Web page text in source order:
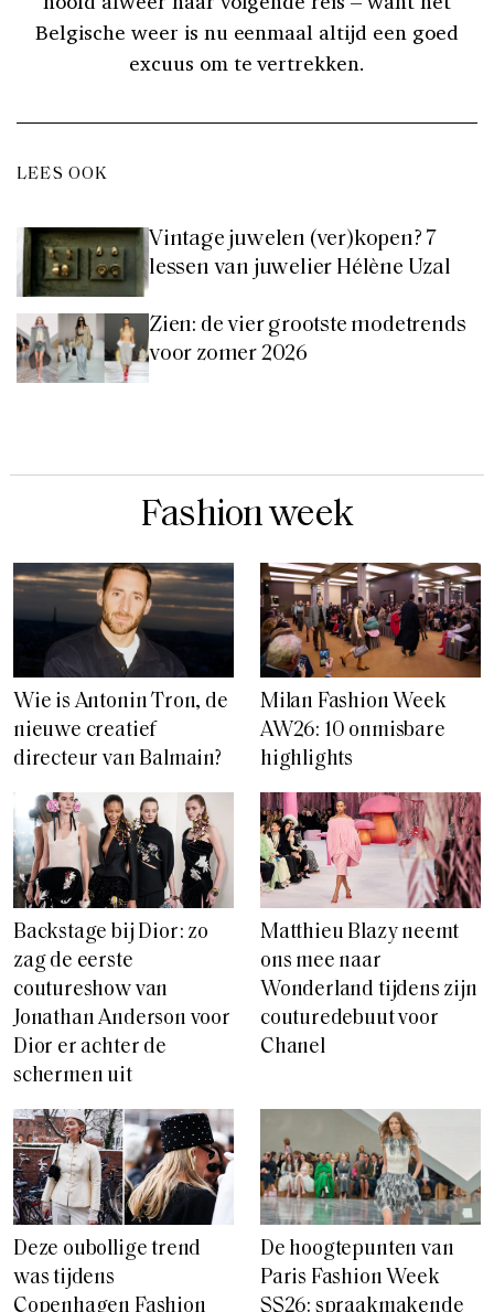
Belgische weer is nu eenmaal altijd een goed
excuus om te vertrekken.
LEES OOK
Vintage juwelen (ver)kopen? 7
lessen van juwelier Hélène Uzal
Zien: de vier grootste modetrends
voor zomer 2026
Fashion week
Wie is Antonin Tron, de
nieuwe creatief
directeur van Balmain?
Milan Fashion Week
AW26: 10 onmisbare
highlights
Backstage bij Dior: zo
zag de eerste
coutureshow van
Jonathan Anderson voor
Dior er achter de
schermen uit
Matthieu Blazy neemt
ons mee naar
Wonderland tijdens zijn
couturedebuut voor
Chanel
Deze oubollige trend
was tijdens
Copenhagen Fashion
De hoogtepunten van
Paris Fashion Week
SS26: spraakmakende